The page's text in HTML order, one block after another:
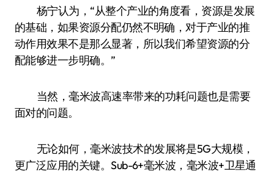
杨宁认为，“从整个产业的角度看，资源是发展
的基础，如果资源分配仍然不明确，对于产业的推
动作用效果不是那么显著，所以我们希望资源的分
配能够进一步明确。”
当然，毫米波高速率带来的功耗问题也是需要
面对的问题。
无论如何，毫米波技术的发展将是5G大规模，
更广泛应用的关键。Sub-6+毫米波，毫米波+卫星通